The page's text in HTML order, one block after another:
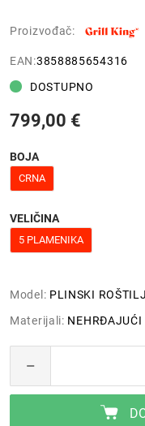
Proizvođač:
EAN:3858885654316
DOSTUPNO
799,00 €
BOJA
CRNA
VELIČINA
5 PLAMENIKA
Model: PLINSKI ROŠTILJ
Materijali: